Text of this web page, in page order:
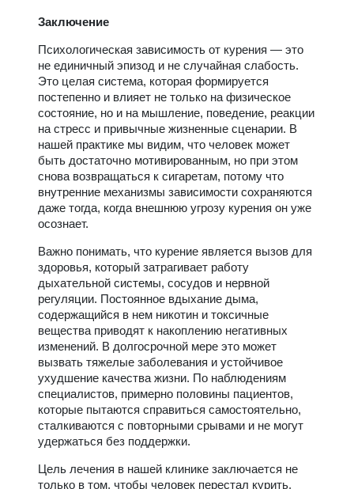
Заключение
Психологическая зависимость от курения — это
не единичный эпизод и не случайная слабость.
Это целая система, которая формируется
постепенно и влияет не только на физическое
состояние, но и на мышление, поведение, реакции
на стресс и привычные жизненные сценарии. В
нашей практике мы видим, что человек может
быть достаточно мотивированным, но при этом
снова возвращаться к сигаретам, потому что
внутренние механизмы зависимости сохраняются
даже тогда, когда внешнюю угрозу курения он уже
осознает.
Важно понимать, что курение является вызов для
здоровья, который затрагивает работу
дыхательной системы, сосудов и нервной
регуляции. Постоянное вдыхание дыма,
содержащийся в нем никотин и токсичные
вещества приводят к накоплению негативных
изменений. В долгосрочной мере это может
вызвать тяжелые заболевания и устойчивое
ухудшение качества жизни. По наблюдениям
специалистов, примерно половины пациентов,
которые пытаются справиться самостоятельно,
сталкиваются с повторными срывами и не могут
удержаться без поддержки.
Цель лечения в нашей клинике заключается не
только в том, чтобы человек перестал курить.